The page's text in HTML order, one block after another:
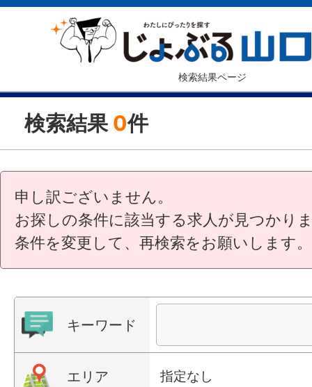
検索結果ページ
検索結果 0件
申し訳ございません。
お探しの条件に該当する求人が見つかり
条件を変更して、再検索をお願いします。
キーワード
エリア 指定なし